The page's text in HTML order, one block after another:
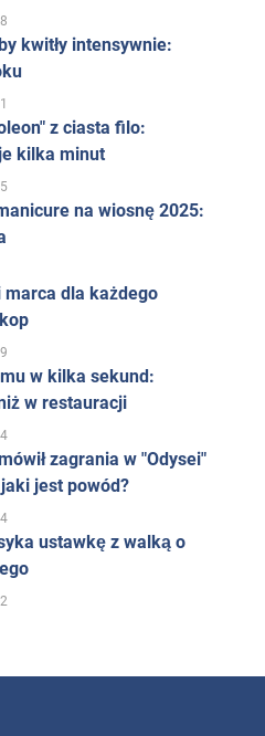
Po jednej z nich Gerard
stanie śpiączki. Na
porządku. To właśnie wtedy
że trzeba coś zmienić w
może skończyć się
na południe - do Cannes,
Tutaj obserwował aktorów,
festiwalu w Cannes.
i obcy świat! Młodzieniec
nadejdzie taki czas i on
nich. Wracając do
spotkał na stacji
zaproponował mu wyjazd
w roli aktora. Gerard
przybył do Paryża i zapisał
sprzątacz, dozorca,
kwitły intensywnie:
z ciasta filo:
kilka minut
na wiosnę 2025:
dla każdego
w kilka sekund:
w restauracji
zagrania w "Odysei"
jest powód?
ustawkę z walką o